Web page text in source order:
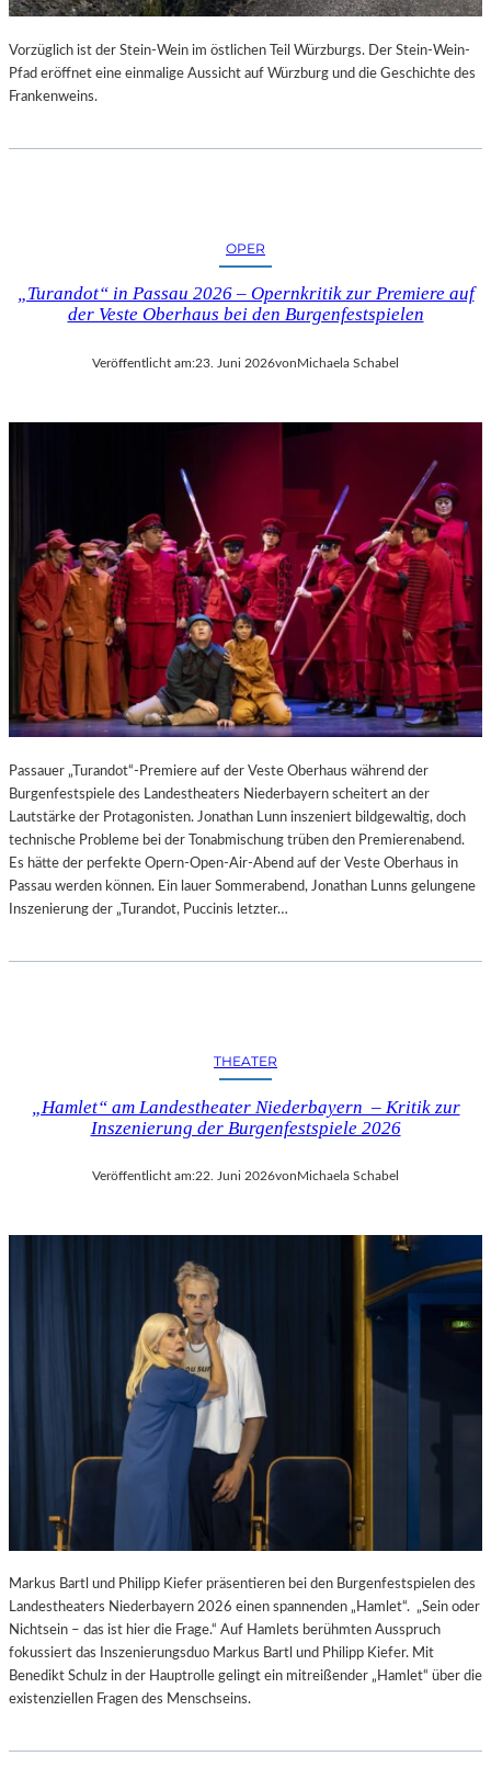
U
R
-
Vorzüglich ist der Stein-Wein im östlichen Teil Würzburgs. Der Stein-Wein-
Pfad eröffnet eine einmalige Aussicht auf Würzburg und die Geschichte des
Frankenweins.
OPER
„Turandot“ in Passau 2026 – Opernkritik zur Premiere auf
der Veste Oberhaus bei den Burgenfestspielen
Veröffentlicht am:23. Juni 2026vonMichaela Schabel
Passauer „Turandot“-Premiere auf der Veste Oberhaus während der
Burgenfestspiele des Landestheaters Niederbayern scheitert an der
Lautstärke der Protagonisten. Jonathan Lunn inszeniert bildgewaltig, doch
technische Probleme bei der Tonabmischung trüben den Premierenabend.
Es hätte der perfekte Opern-Open-Air-Abend auf der Veste Oberhaus in
Passau werden können. Ein lauer Sommerabend, Jonathan Lunns gelungene
Inszenierung der „Turandot, Puccinis letzter…
THEATER
„Hamlet“ am Landestheater Niederbayern – Kritik zur
Inszenierung der Burgenfestspiele 2026
Veröffentlicht am:22. Juni 2026vonMichaela Schabel
Markus Bartl und Philipp Kiefer präsentieren bei den Burgenfestspielen des
Landestheaters Niederbayern 2026 einen spannenden „Hamlet“. „Sein oder
Nichtsein – das ist hier die Frage.“ Auf Hamlets berühmten Ausspruch
fokussiert das Inszenierungsduo Markus Bartl und Philipp Kiefer. Mit
Benedikt Schulz in der Hauptrolle gelingt ein mitreißender „Hamlet“ über die
existenziellen Fragen des Menschseins.